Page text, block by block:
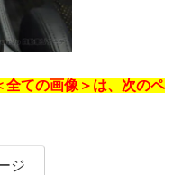
全ての画像＞は、次のペ
ジ